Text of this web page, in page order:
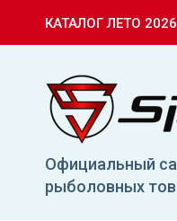
КАТАЛОГ ЛЕТО 2026
Официальный
рыболовных